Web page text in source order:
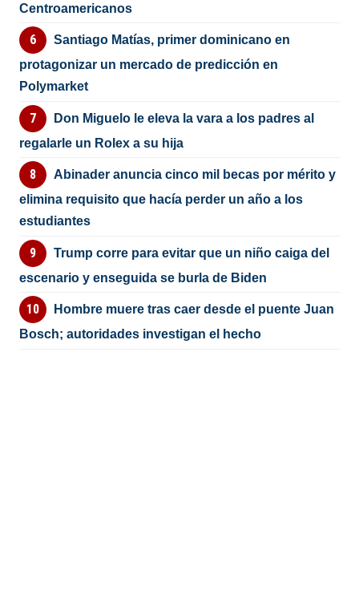
Centroamericanos
Santiago Matías, primer dominicano en
protagonizar un mercado de predicción en
Polymarket
Don Miguelo le eleva la vara a los padres al
regalarle un Rolex a su hija
Abinader anuncia cinco mil becas por mérito y
elimina requisito que hacía perder un año a los
estudiantes
Trump corre para evitar que un niño caiga del
escenario y enseguida se burla de Biden
Hombre muere tras caer desde el puente Juan
Bosch; autoridades investigan el hecho